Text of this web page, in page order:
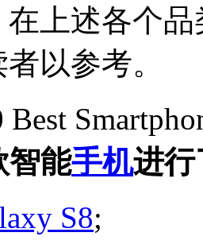
上述各个
以参考。
Best
智能手机进行
S8;